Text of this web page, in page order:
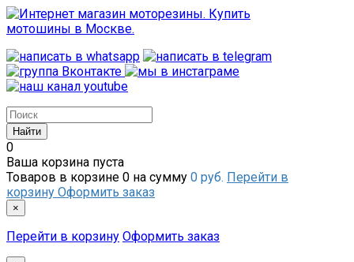
0
Ваша корзина пуста
Товаров в корзине 0 на сумму 0 руб. Перейти в
корзину Оформить заказ
×
Перейти в корзину Оформить заказ